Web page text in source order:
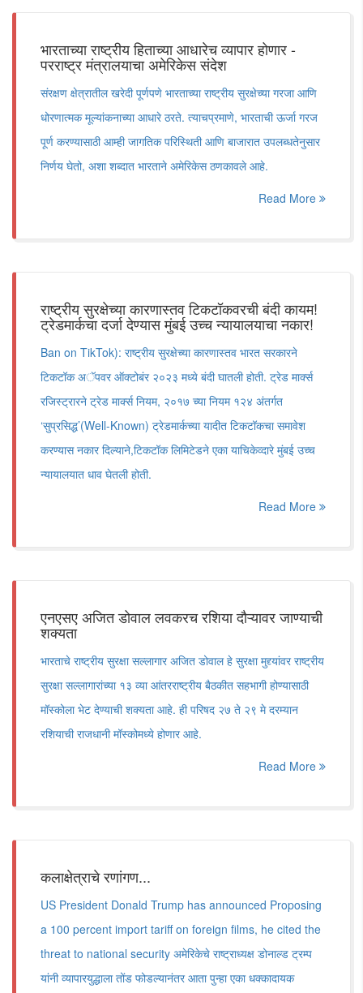
भारताच्या राष्ट्रीय हिताच्या आधारेच व्यापार होणार -
परराष्ट्र मंत्रालयाचा अमेरिकेस संदेश
संरक्षण क्षेत्रातील खरेदी पूर्णपणे भारताच्या राष्ट्रीय सुरक्षेच्या गरजा आणि
धोरणात्मक मूल्यांकनाच्या आधारे ठरते. त्याचप्रमाणे, भारताची ऊर्जा गरज
पूर्ण करण्यासाठी आम्ही जागतिक परिस्थिती आणि बाजारात उपलब्धतेनुसार
निर्णय घेतो, अशा शब्दात भारताने अमेरिकेस ठणकावले आहे.
Read More
राष्ट्रीय सुरक्षेच्या कारणास्तव टिकटॉकवरची बंदी कायम!
ट्रेडमार्कचा दर्जा देण्यास मुंबई उच्च न्यायालयाचा नकार!
Ban on TikTok): राष्ट्रीय सुरक्षेच्या कारणास्तव भारत सरकारने
टिकटॉक अॅपवर ऑक्टोबंर २०२३ मध्ये बंदी घातली होती. ट्रेड मार्क्स
रजिस्ट्रारने ट्रेड मार्क्स नियम, २०१७ च्या नियम १२४ अंतर्गत
‘सुप्रसिद्ध’(Well-Known) ट्रेडमार्कच्या यादीत टिकटॉकचा समावेश
करण्यास नकार दिल्याने,टिकटॉक लिमिटेडने एका याचिकेव्दारे मुंबई उच्च
न्यायालयात धाव घेतली होती.
Read More
एनएसए अजित डोवाल लवकरच रशिया दौऱ्यावर जाण्याची
शक्यता
भारताचे राष्ट्रीय सुरक्षा सल्लागार अजित डोवाल हे सुरक्षा मुद्द्यांवर राष्ट्रीय
सुरक्षा सल्लागारांच्या १३ व्या आंतरराष्ट्रीय बैठकीत सहभागी होण्यासाठी
मॉस्कोला भेट देण्याची शक्यता आहे. ही परिषद २७ ते २९ मे दरम्यान
रशियाची राजधानी मॉस्कोमध्ये होणार आहे.
Read More
कलाक्षेत्राचे रणांगण...
US President Donald Trump has announced Proposing
a 100 percent import tariff on foreign films, he cited the
threat to national security अमेरिकेचे राष्ट्राध्यक्ष डोनाल्ड ट्रम्प
यांनी व्यापारयुद्धाला तोंड फोडल्यानंतर आता पुन्हा एका धक्कादायक